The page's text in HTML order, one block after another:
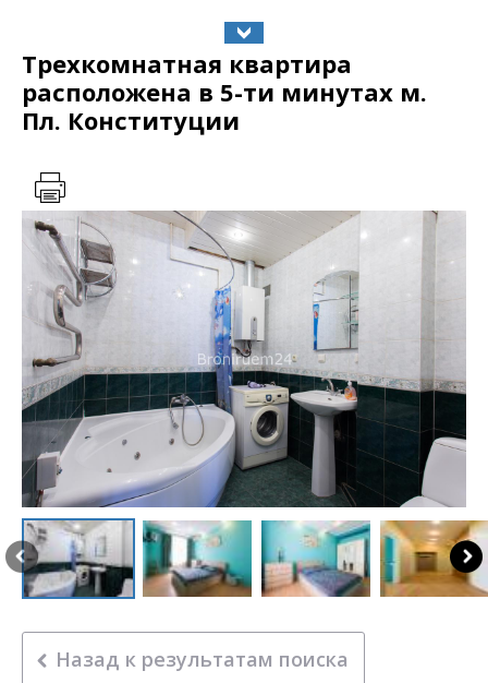
Трехкомнатная квартира
расположена в 5-ти минутах м.
Пл. Конституции
Назад к результатам поиска